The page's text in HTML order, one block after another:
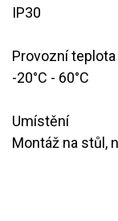
IP30
Provozní teplota
-20°C - 60°C
Umístění
Montáž na stůl,